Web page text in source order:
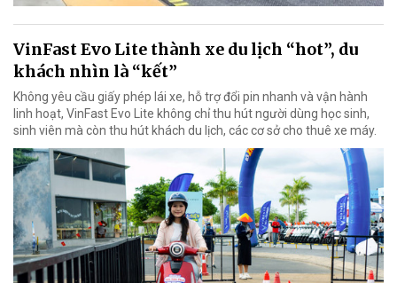
VinFast Evo Lite thành xe du lịch “hot”, du
khách nhìn là “kết”
Không yêu cầu giấy phép lái xe, hỗ trợ đổi pin nhanh và vận hành
linh hoạt, VinFast Evo Lite không chỉ thu hút người dùng học sinh,
sinh viên mà còn thu hút khách du lịch, các cơ sở cho thuê xe máy.